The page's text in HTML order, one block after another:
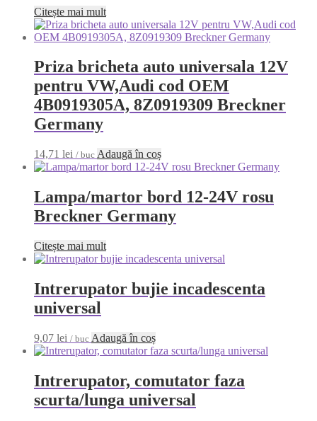
Citește mai mult
Priza bricheta auto universala 12V
pentru VW,Audi cod OEM
4B0919305A, 8Z0919309 Breckner
Germany
14,71 lei / buc Adaugă în coș
Lampa/martor bord 12-24V rosu
Breckner Germany
Citește mai mult
Intrerupator bujie incadescenta
universal
9,07 lei / buc Adaugă în coș
Intrerupator, comutator faza
scurta/lunga universal